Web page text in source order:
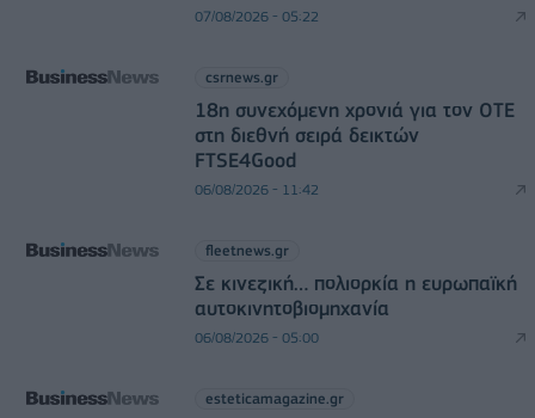
07/08/2026 - 05:22
csrnews.gr
18η συνεχόμενη χρονιά για τον ΟΤΕ
στη διεθνή σειρά δεικτών
FTSE4Good
06/08/2026 - 11:42
fleetnews.gr
Σε κινεζική… πολιορκία η ευρωπαϊκή
αυτοκινητοβιομηχανία
06/08/2026 - 05:00
esteticamagazine.gr